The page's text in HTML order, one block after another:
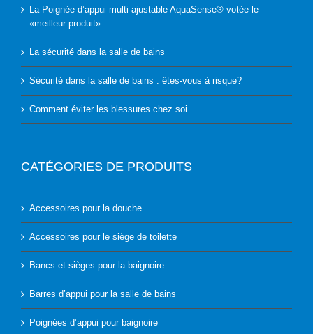
La Poignée d’appui multi-ajustable AquaSense® votée le
«meilleur produit»
La sécurité dans la salle de bains
Sécurité dans la salle de bains : êtes-vous à risque?
Comment éviter les blessures chez soi
CATÉGORIES DE PRODUITS
Accessoires pour la douche
Accessoires pour le siège de toilette
Bancs et sièges pour la baignoire
Barres d’appui pour la salle de bains
Poignées d’appui pour baignoire